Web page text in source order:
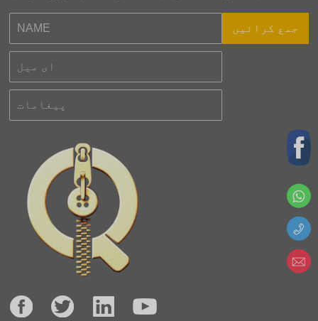
جمع کرائیں